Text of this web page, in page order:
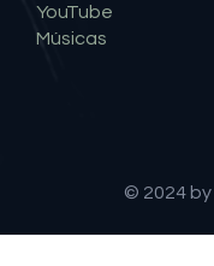
YouTube
Músicas
© 2024 by